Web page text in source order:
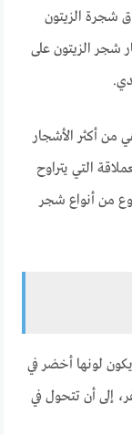
شجرة الزيتون
شجر الزيتون على
من أكثر الأشجار
التي يتراوح
(نوع من أنواع شجر
من 1.5 إلى 2.5 سم، ويكون لونها أخضر في
إلى أن تتحول في